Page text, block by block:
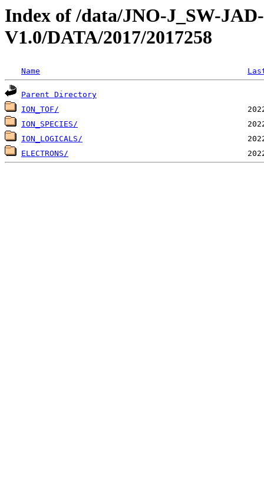
Index of /data/JNO-J_SW-
V1.0/DATA/2017/2017258
Name
Parent Directory
ION_TOF/
ION_SPECIES/
ION_LOGICALS/
ELECTRONS/